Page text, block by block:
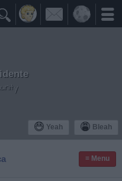

Yeah Bleah
≡ Menu